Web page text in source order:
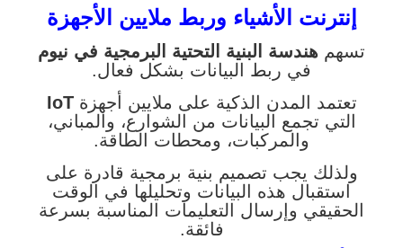
إنترنت الأشياء وربط ملايين الأجهزة
تسهم هندسة البنية التحتية البرمجية في نيوم
في ربط البيانات بشكل فعال.
تعتمد المدن الذكية على ملايين أجهزةIoT
التي تجمع البيانات من الشوارع، والمباني،
والمركبات، ومحطات الطاقة.
ولذلك يجب تصميم بنية برمجية قادرة على
استقبال هذه البيانات وتحليلها في الوقت
الحقيقي وإرسال التعليمات المناسبة بسرعة
فائقة.